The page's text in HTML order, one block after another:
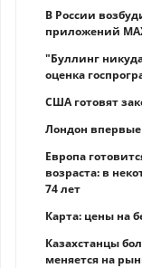
В России
приложений
"Буллинг
оценка
США готовят
Лондон впервые
Европа
возраста: в
74 лет
Карта: цены на
Казахстанцы
меняется на